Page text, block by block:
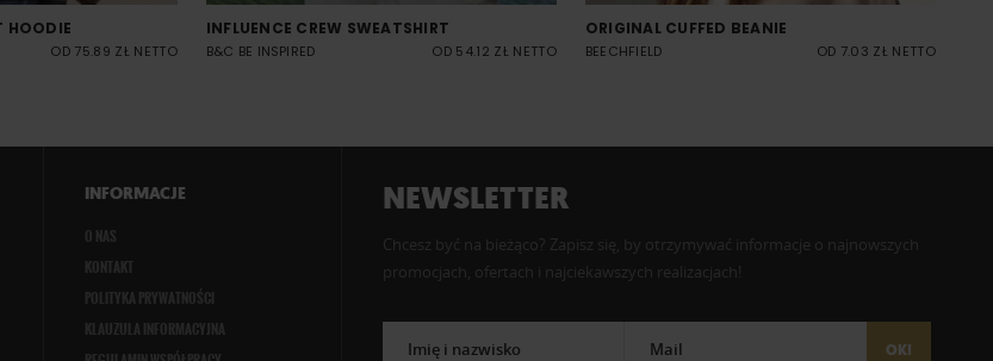
HOODIE
OD 75.89 ZŁ NETTO
INFLUENCE CREW SWEATSHIRT
B&C BE INSPIRED OD 54.12 ZŁ NETTO
ORIGINAL CUFFED BEANIE
BEECHFIELD OD 7.03 ZŁ NETTO
INFORMACJE
O NAS
KONTAKT
POLITYKA PRYWATNOŚCI
KLAUZULA INFORMACYJNA
NEWSLETTER
Chcesz być na bieżąco? Zapisz się, by otrzymywać informacje o najnowszych
promocjach, ofertach i najciekawszych realizacjach!
Imię i nazwisko Mail OK!